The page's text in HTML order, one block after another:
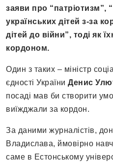
заяви про “патріотизм”,
українських дітей з-за
дітей до війни”, тоді як
кордоном.
Один з таких – міністр
єдності України Денис
посаді мав би створити
виїжджали за кордон.
За даними журналістів,
Владислава, ймовірно
саме в Естонському